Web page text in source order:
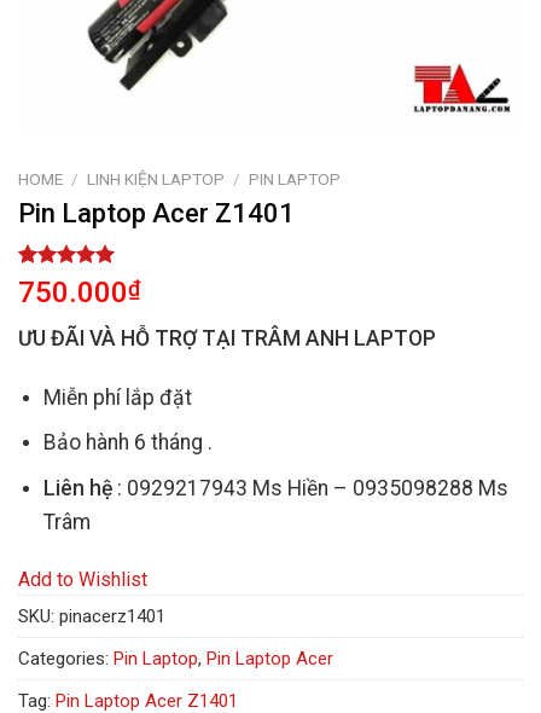
HOME / LINH KIỆN LAPTOP / PIN LAPTOP
Pin Laptop Acer Z1401
Rated
5.00
out of 5
based on
1
customer
750.000₫
ƯU ĐÃI VÀ HỖ TRỢ TẠI TRÂM ANH LAPTOP
Miễn phí lắp đặt
Bảo hành 6 tháng .
Liên hệ: 0929217943 Ms Hiền – 0935098288 Ms
Trâm
Add to Wishlist
SKU: pinacerz1401
Categories: Pin Laptop, Pin Laptop Acer
Tag: Pin Laptop Acer Z1401